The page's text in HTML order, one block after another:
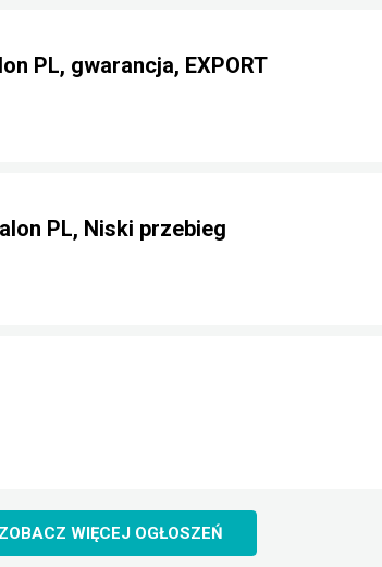
PL, gwarancja, EXPORT
PL, Niski przebieg
ZOBACZ WIĘCEJ OGŁOSZEŃ